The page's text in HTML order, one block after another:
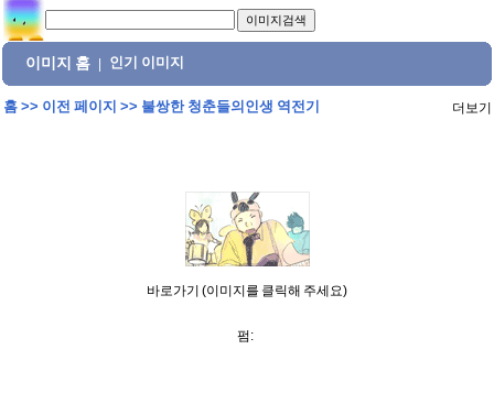
이미지 홈 인기 이미지
홈>> 이전 페이지 >> 불쌍한 청춘들의인생 역전기 더보기
바로가기 (이미지를 클릭해 주세요)
펌: